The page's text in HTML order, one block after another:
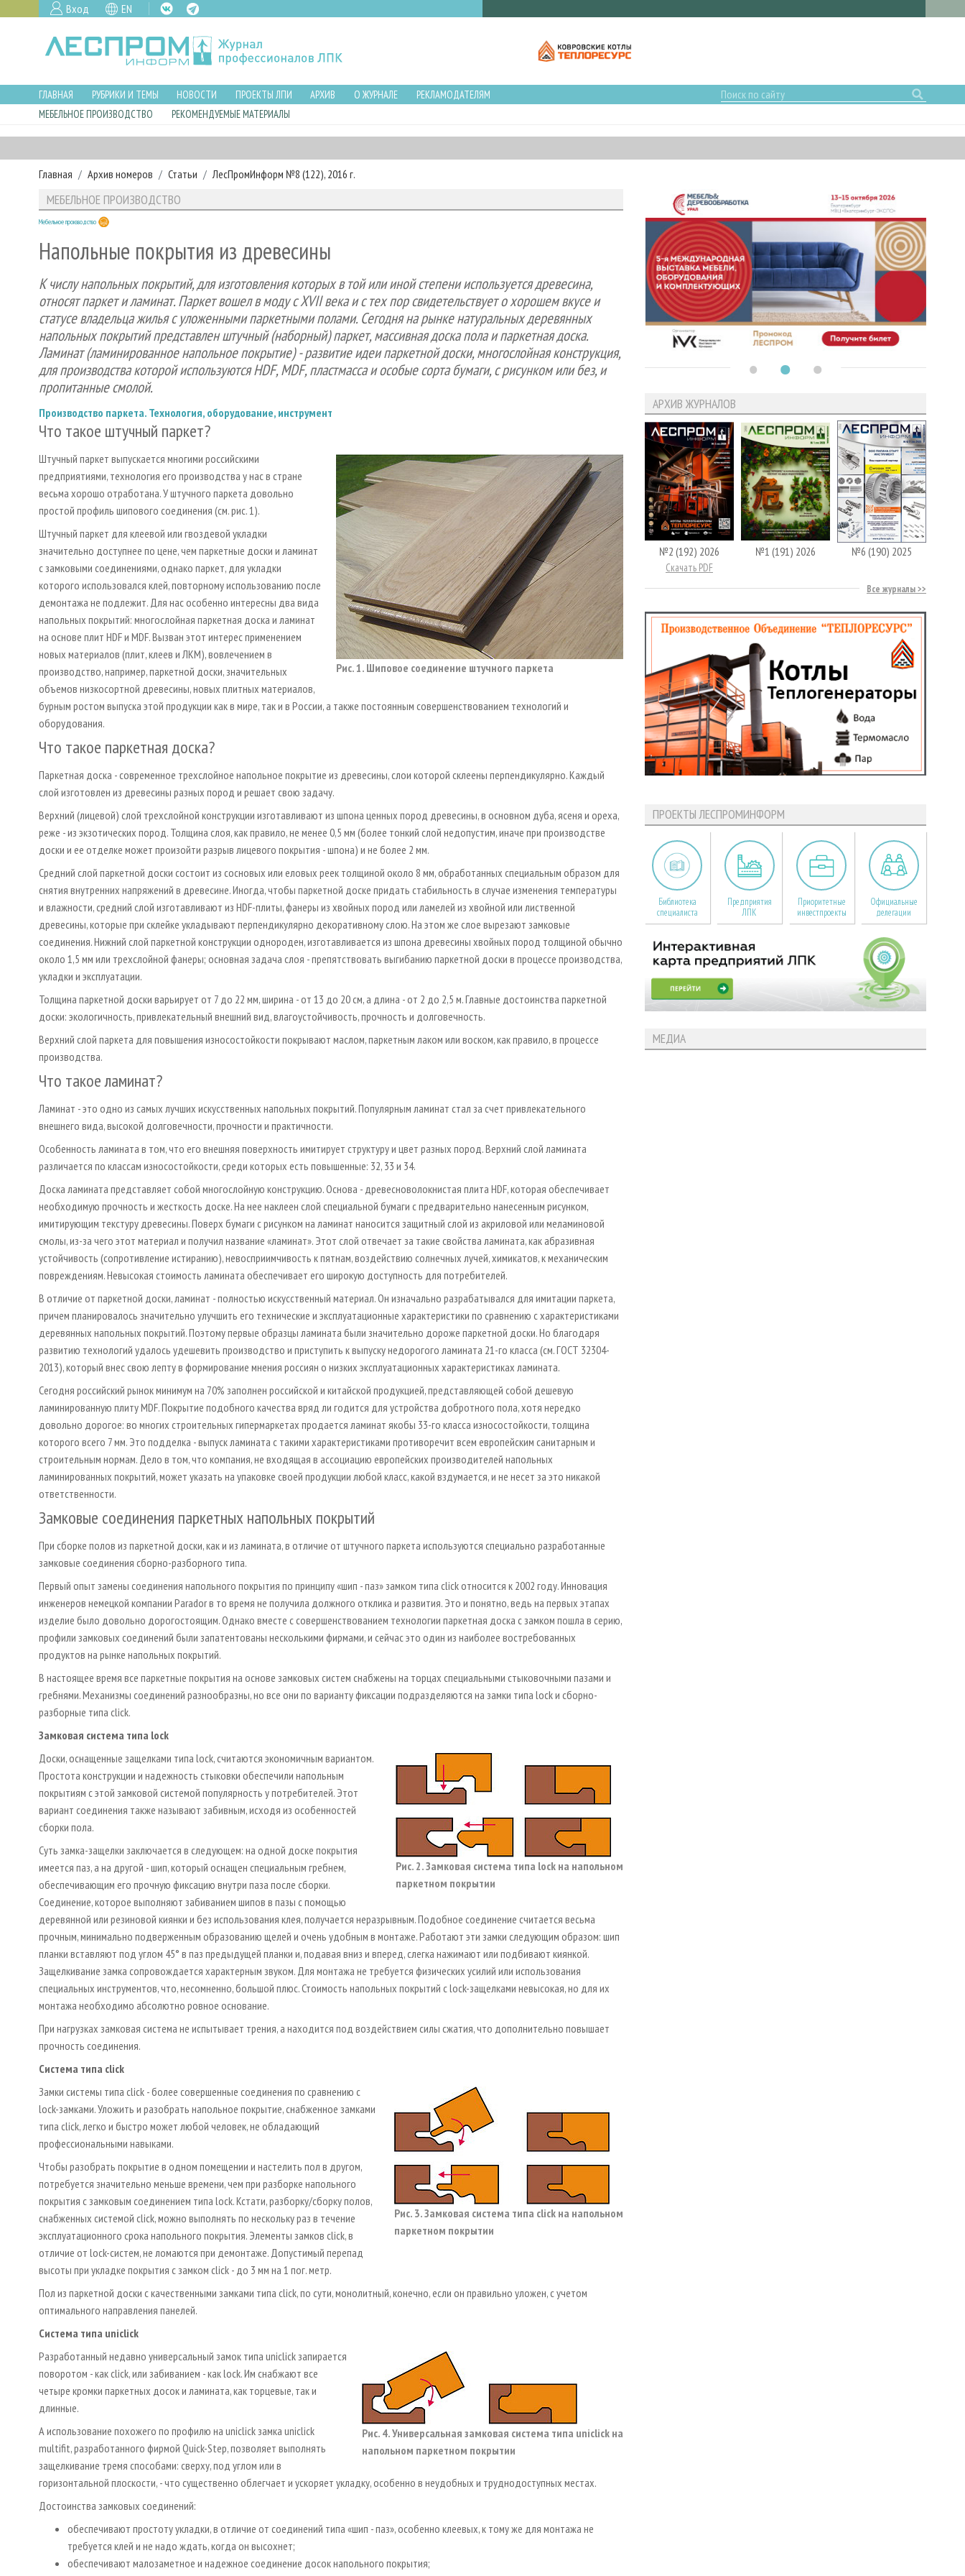
Вход EN
ГЛАВНАЯ РУБРИКИ И ТЕМЫ НОВОСТИ ПРОЕКТЫ ЛПИ АРХИВ О ЖУРНАЛЕ
РЕКЛАМОДАТЕЛЯМ
МЕБЕЛЬНОЕ ПРОИЗВОДСТВО
РЕКОМЕНДУЕМЫЕ МАТЕРИАЛЫ
Главная Архив номеров Статьи ЛесПромИнформ №8 (122), 2016 г.
МЕБЕЛЬНОЕ ПРОИЗВОДСТВО
Мебельное производство
Напольные покрытия из древесины
К числу напольных покрытий, для изготовления которых в той или иной степени используется древесина,
относят паркет и ламинат. Паркет вошел в моду с XVII века и с тех пор свидетельствует о хорошем вкусе и
статусе владельца жилья с уложенными паркетными полами. Сегодня на рынке натуральных деревянных
напольных покрытий представлен штучный (наборный) паркет, массивная доска пола и паркетная доска.
Ламинат (ламинированное напольное покрытие) - развитие идеи паркетной доски, многослойная конструкция,
для производства которой используются HDF, MDF, пластмасса и особые сорта бумаги, с рисунком или без, и
пропитанные смолой.
Производство паркета. Технология, оборудование, инструмент
Что такое штучный паркет?
Рис. 1. Шиповое соединение штучного паркета
Штучный паркет выпускается многими российскими
предприятиями, технология его производства у нас в стране
весьма хорошо отработана. У штучного паркета довольно
простой профиль шипового соединения (см. рис. 1).
Штучный паркет для клеевой или гвоздевой укладки
значительно доступнее по цене, чем паркетные доски и ламинат
с замковыми соединениями, однако паркет, для укладки
которого использовался клей, повторному использованию после
демонтажа не подлежит. Для нас особенно интересны два вида
напольных покрытий: многослойная паркетная доска и ламинат
на основе плит HDF и MDF. Вызван этот интерес применением
новых материалов (плит, клеев и ЛКМ), вовлечением в
производство, например, паркетной доски, значительных
объемов низкосортной древесины, новых плитных материалов,
бурным ростом выпуска этой продукции как в мире, так и в России, а также постоянным совершенствованием технологий и
оборудования.
Что такое паркетная доска?
Паркетная доска - современное трехслойное напольное покрытие из древесины, слои которой склеены перпендикулярно. Каждый
слой изготовлен из древесины разных пород и решает свою задачу.
Верхний (лицевой) слой трехслойной конструкции изготавливают из шпона ценных пород древесины, в основном дуба, ясеня и ореха,
реже - из экзотических пород. Толщина слоя, как правило, не менее 0,5 мм (более тонкий слой недопустим, иначе при производстве
доски и ее отделке может произойти разрыв лицевого покрытия - шпона) и не более 2 мм.
Средний слой паркетной доски состоит из сосновых или еловых реек толщиной около 8 мм, обработанных специальным образом для
снятия внутренних напряжений в древесине. Иногда, чтобы паркетной доске придать стабильность в случае изменения температуры
и влажности, средний слой изготавливают из HDF-плиты, фанеры из хвойных пород или ламелей из хвойной или лиственной
древесины, которые при склейке укладывают перпендикулярно декоративному слою. На этом же слое вырезают замковые
соединения. Нижний слой паркетной конструкции однороден, изготавливается из шпона древесины хвойных пород толщиной обычно
около 1,5 мм или трехслойной фанеры; основная задача слоя - препятствовать выгибанию паркетной доски в процессе производства,
укладки и эксплуатации.
Толщина паркетной доски варьирует от 7 до 22 мм, ширина - от 13 до 20 см, а длина - от 2 до 2,5 м. Главные достоинства паркетной
доски: экологичность, привлекательный внешний вид, влагоустойчивость, прочность и долговечность.
Верхний слой паркета для повышения износостойкости покрывают маслом, паркетным лаком или воском, как правило, в процессе
производства.
Что такое ламинат?
Ламинат - это одно из самых лучших искусственных напольных покрытий. Популярным ламинат стал за счет привлекательного
внешнего вида, высокой долговечности, прочности и практичности.
Особенность ламината в том, что его внешняя поверхность имитирует структуру и цвет разных пород. Верхний слой ламината
различается по классам износостойкости, среди которых есть повышенные: 32, 33 и 34.
Доска ламината представляет собой многослойную конструкцию. Основа - древесноволокнистая плита HDF, которая обеспечивает
необходимую прочность и жесткость доске. На нее наклеен слой специальной бумаги с предварительно нанесенным рисунком,
имитирующим текстуру древесины. Поверх бумаги с рисунком на ламинат наносится защитный слой из акриловой или меламиновой
смолы, из-за чего этот материал и получил название «ламинат». Этот слой отвечает за такие свойства ламината, как абразивная
устойчивость (сопротивление истиранию), невосприимчивость к пятнам, воздействию солнечных лучей, химикатов, к механическим
повреждениям. Невысокая стоимость ламината обеспечивает его широкую доступность для потребителей.
В отличие от паркетной доски, ламинат - полностью искусственный материал. Он изначально разрабатывался для имитации паркета,
причем планировалось значительно улучшить его технические и эксплуатационные характеристики по сравнению с характеристиками
деревянных напольных покрытий. Поэтому первые образцы ламината были значительно дороже паркетной доски. Но благодаря
развитию технологий удалось удешевить производство и приступить к выпуску недорогого ламината 21-го класса (см. ГОСТ 32304-
2013), который внес свою лепту в формирование мнения россиян о низких эксплуатационных характеристиках ламината.
Сегодня российский рынок минимум на 70% заполнен российской и китайской продукцией, представляющей собой дешевую
ламинированную плиту MDF. Покрытие подобного качества вряд ли годится для устройства добротного пола, хотя нередко
довольно дорогое: во многих строительных гипермаркетах продается ламинат якобы 33-го класса износостойкости, толщина
которого всего 7 мм. Это подделка - выпуск ламината с такими характеристиками противоречит всем европейским санитарным и
строительным нормам. Дело в том, что компания, не входящая в ассоциацию европейских производителей напольных
ламинированных покрытий, может указать на упаковке своей продукции любой класс, какой вздумается, и не несет за это никакой
ответственности.
Замковые соединения паркетных напольных покрытий
При сборке полов из паркетной доски, как и из ламината, в отличие от штучного паркета используются специально разработанные
замковые соединения сборно-разборного типа.
Первый опыт замены соединения напольного покрытия по принципу «шип - паз» замком типа сlick относится к 2002 году. Инновация
инженеров немецкой компании Parador в то время не получила должного отклика и развития. Это и понятно, ведь на первых этапах
изделие было довольно дорогостоящим. Однако вместе с совершенствованием технологии паркетная доска с замком пошла в серию,
профили замковых соединений были запатентованы несколькими фирмами, и сейчас это один из наиболее востребованных
продуктов на рынке напольных покрытий.
В настоящее время все паркетные покрытия на основе замковых систем снабжены на торцах специальными стыковочными пазами и
гребнями. Механизмы соединений разнообразны, но все они по варианту фиксации подразделяются на замки типа lock и сборно-
разборные типа click.
Замковая система типа lock
Рис. 2. Замковая система типа lock на напольном
паркетном покрытии
Доски, оснащенные защелками типа lock, считаются экономичным вариантом.
Простота конструкции и надежность стыковки обеспечили напольным
покрытиям с этой замковой системой популярность у потребителей. Этот
вариант соединения также называют забивным, исходя из особенностей
сборки пола.
Суть замка-защелки заключается в следующем: на одной доске покрытия
имеется паз, а на другой - шип, который оснащен специальным гребнем,
обеспечивающим его прочную фиксацию внутри паза после сборки.
Соединение, которое выполняют забиванием шипов в пазы с помощью
деревянной или резиновой киянки и без использования клея, получается неразрывным. Подобное соединение считается весьма
прочным, минимально подверженным образованию щелей и очень удобным в монтаже. Работают эти замки следующим образом: шип
планки вставляют под углом 45° в паз предыдущей планки и, подавая вниз и вперед, слегка нажимают или подбивают киянкой.
Защелкивание замка сопровождается характерным звуком. Для монтажа не требуется физических усилий или использования
специальных инструментов, что, несомненно, большой плюс. Стоимость напольных покрытий с lock-защелками невысокая, но для их
монтажа необходимо абсолютно ровное основание.
При нагрузках замковая система не испытывает трения, а находится под воздействием силы сжатия, что дополнительно повышает
прочность соединения.
Система типа click
Рис. 3. Замковая система типа сlick на напольном
паркетном покрытии
Замки системы типа click - более совершенные соединения по сравнению с
lock-замками. Уложить и разобрать напольное покрытие, снабженное замками
типа click, легко и быстро может любой человек, не обладающий
профессиональными навыками.
Чтобы разобрать покрытие в одном помещении и настелить пол в другом,
потребуется значительно меньше времени, чем при разборке напольного
покрытия с замковым соединением типа lock. Кстати, разборку/сборку полов,
снабженных системой click, можно выполнять по нескольку раз в течение
эксплуатационного срока напольного покрытия. Элементы замков click, в
отличие от lock-систем, не ломаются при демонтаже. Допустимый перепад
высоты при укладке покрытия с замком click - до 3 мм на 1 пог. метр.
Пол из паркетной доски с качественными замками типа click, по сути, монолитный, конечно, если он правильно уложен, с учетом
оптимального направления панелей.
Система типа uniclick
Рис. 4. Универсальная замковая система типа uniclick на
напольном паркетном покрытии
Разработанный недавно универсальный замок типа uniclick запирается
поворотом - как click, или забиванием - как lock. Им снабжают все
четыре кромки паркетных досок и ламината, как торцевые, так и
длинные.
А использование похожего по профилю на uniclick замка unicliсk
multifit, разработанного фирмой Quick-Step, позволяет выполнять
защелкивание тремя способами: сверху, под углом или в
горизонтальной плоскости, - что существенно облегчает и ускоряет укладку, особенно в неудобных и труднодоступных местах.
Достоинства замковых соединений:
обеспечивают простоту укладки, в отличие от соединений типа «шип - паз», особенно клеевых, к тому же для монтажа не
требуется клей и не надо ждать, когда он высохнет;
обеспечивают малозаметное и надежное соединение досок напольного покрытия;
АРХИВ ЖУРНАЛОВ
№2 (192) 2026
Скачать PDF
№1 (191) 2026 №6 (190) 2025
Все журналы
ПРОЕКТЫ ЛЕСПРОМИНФОРМ
Библиотека
специалиста
Предприятия
ЛПК
Приоритетные
инвестпроекты
Официальные
делегации
МЕДИА